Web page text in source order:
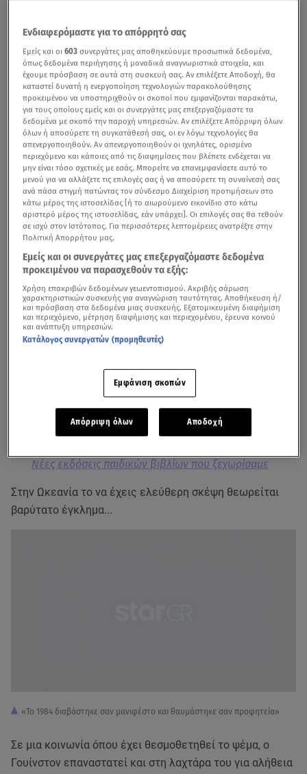
Στα αριστοτεχνικά χέρια του Fido Nesti, το
σημαντικότερο έργο του Τζωρτζ Όργουελ βρίσκει την
πρώτη του διασκευή σ' ένα εξαιρετικό κόμικς.
αφηγείται την ιστορία του φοβισμένου
Γουίνστον Σμιθ, ο οποίος ζει σε έναν κόσμο απόλυτης
καταπίεσης.
Νέες εκδόσεις παιδικών βιβλίων που ξεχωρίσαμε
Στην Ωκεανία το να έχεις ελεύθερη σκέψη θεωρείται
βαρύτατο έγκλημα...
«Το 1984 διαβάστηκε σαν μανιφέστο και θαυμάστηκε σαν προφητεία»
Σε μια κοινωνία όπου έχει θεσμοθετηθεί το ψέμα, ο
Γουίνστον επαναστατεί και στη λαχτάρα του για αλήθεια
Ενδιαφερόμαστε για το απόρρητό σας
Εμείς και οι603 συνεργάτες μας αποθηκεύουμε προσωπικά δεδομένα,
όπως δεδομένα περιήγησης ή μοναδικά αναγνωριστικά στοιχεία, και
έχουμε πρόσβαση σε αυτά στη συσκευή σας. Αν επιλέξετε Αποδοχή, θα
καταστεί δυνατή η ενεργοποίηση τεχνολογιών παρακολούθησης
προκειμένου να υποστηριχθούν οι σκοποί που εμφανίζονται παρακάτω,
για τους οποίους εμείς και οι συνεργάτες μας επεξεργαζόμαστε τα
δεδομένα με σκοπό την παροχή υπηρεσιών. Αν επιλέξετε Απόρριψη όλων
όλων ή αποσύρετε τη συγκατάθεσή σας, οι εν λόγω τεχνολογίες θα
απενεργοποιηθούν. Αν απενεργοποιηθούν οι ιχνηλάτες, ορισμένο
περιεχόμενο και κάποιες από τις διαφημίσεις που βλέπετε ενδέχεται να
μην είναι τόσο σχετικές με εσάς. Μπορείτε να επανεμφανίσετε αυτό το
μενού για να αλλάξετε τις επιλογές σας ή να αποσύρετε τη συναίνεσή σας
ανά πάσα στιγμή πατώντας τον σύνδεσμο Διαχείριση προτιμήσεων στο
κάτω μέρος της ιστοσελίδας [ή το αιωρούμενο εικονίδιο στο κάτω
αριστερό μέρος της ιστοσελίδας, εάν υπάρχει]. Οι επιλογές σας θα τεθούν
σε ισχύ στον Ιστότοπος. Για περισσότερες λεπτομέρειες ανατρέξτε στην
Πολιτική Απορρήτου μας.
Εμείς και οι συνεργάτες μας επεξεργαζόμαστε δεδομένα
προκειμένου να παρασχεθούν τα εξής:
Χρήση επακριβών δεδομένων γεωεντοπισμού. Ακριβής σάρωση
χαρακτηριστικών συσκευής για αναγνώριση ταυτότητας. Αποθήκευση ή/
και πρόσβαση στα δεδομένα μιας συσκευής. Εξατομικευμένη διαφήμιση
και περιεχόμενο, μέτρηση διαφήμισης και περιεχομένου, έρευνα κοινού
και ανάπτυξη υπηρεσιών.
Κατάλογος συνεργατών (προμηθευτές)
Εμφάνιση σκοπών
Απόρριψη όλων Αποδοχή